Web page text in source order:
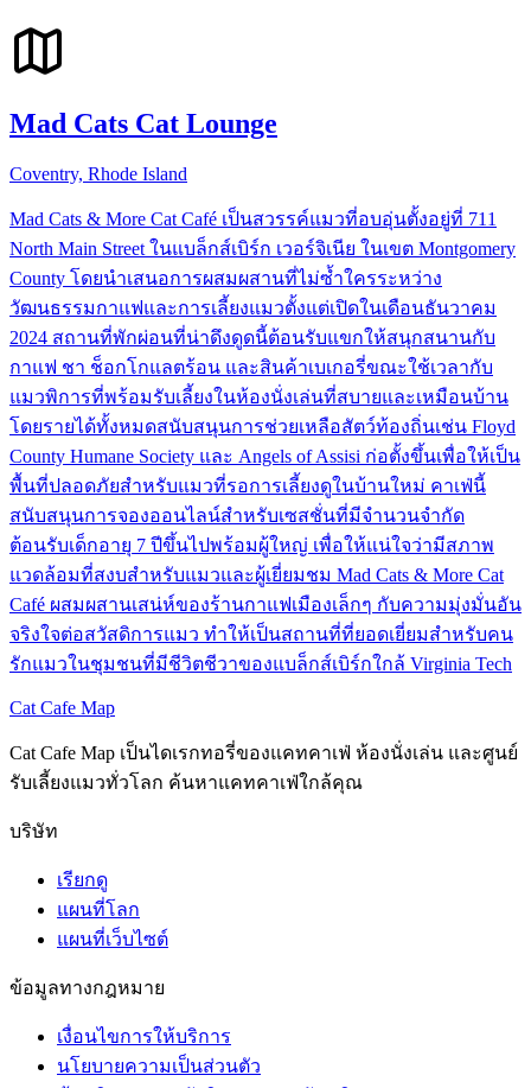
Mad Cats Cat Lounge
Coventry, Rhode Island
Mad Cats & More Cat Café เป็นสวรรค์แมวที่อบอุ่นตั้งอยู่ที่ 711
North Main Street ในแบล็กส์เบิร์ก เวอร์จิเนีย ในเขต Montgomery
County โดยนำเสนอการผสมผสานที่ไม่ซ้ำใครระหว่าง
วัฒนธรรมกาแฟและการเลี้ยงแมวตั้งแต่เปิดในเดือนธันวาคม
2024 สถานที่พักผ่อนที่น่าดึงดูดนี้ต้อนรับแขกให้สนุกสนานกับ
กาแฟ ชา ช็อกโกแลตร้อน และสินค้าเบเกอรี่ขณะใช้เวลากับ
แมวพิการที่พร้อมรับเลี้ยงในห้องนั่งเล่นที่สบายและเหมือนบ้าน
โดยรายได้ทั้งหมดสนับสนุนการช่วยเหลือสัตว์ท้องถิ่นเช่น Floyd
County Humane Society และ Angels of Assisi ก่อตั้งขึ้นเพื่อให้เป็น
พื้นที่ปลอดภัยสำหรับแมวที่รอการเลี้ยงดูในบ้านใหม่ คาเฟ่นี้
สนับสนุนการจองออนไลน์สำหรับเซสชั่นที่มีจำนวนจำกัด
ต้อนรับเด็กอายุ 7 ปีขึ้นไปพร้อมผู้ใหญ่ เพื่อให้แน่ใจว่ามีสภาพ
แวดล้อมที่สงบสำหรับแมวและผู้เยี่ยมชม Mad Cats & More Cat
Café ผสมผสานเสน่ห์ของร้านกาแฟเมืองเล็กๆ กับความมุ่งมั่นอัน
จริงใจต่อสวัสดิการแมว ทำให้เป็นสถานที่ที่ยอดเยี่ยมสำหรับคน
รักแมวในชุมชนที่มีชีวิตชีวาของแบล็กส์เบิร์กใกล้ Virginia Tech
Cat Cafe Map
Cat Cafe Map เป็นไดเรกทอรี่ของแคทคาเฟ่ ห้องนั่งเล่น และศูนย์
รับเลี้ยงแมวทั่วโลก ค้นหาแคทคาเฟ่ใกล้คุณ
บริษัท
เรียกดู
แผนที่โลก
แผนที่เว็บไซต์
ข้อมูลทางกฎหมาย
เงื่อนไขการให้บริการ
นโยบายความเป็นส่วนตัว